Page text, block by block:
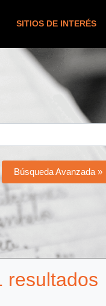
SITIOS DE INTERÉS
Búsqueda Avanzada »
resultados